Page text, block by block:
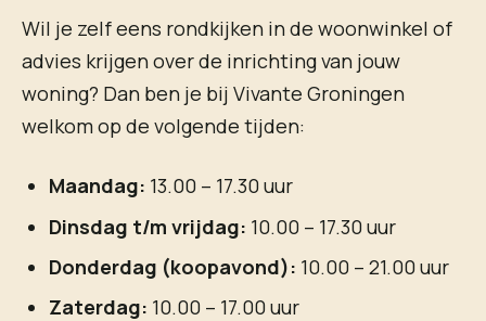
Wil je zelf eens rondkijken in de woonwinkel of
advies krijgen over de inrichting van jouw
woning? Dan ben je bij Vivante Groningen
welkom op de volgende tijden:
Maandag: 13.00 – 17.30 uur
Dinsdag t/m vrijdag: 10.00 – 17.30 uur
Donderdag (koopavond): 10.00 – 21.00 uur
Zaterdag: 10.00 – 17.00 uur